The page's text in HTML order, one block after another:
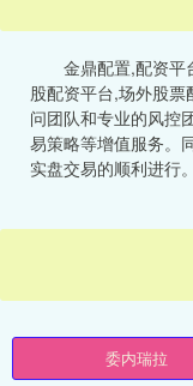
金鼎配置,配资平
股配资平台,场外股
问团队和专业的风控
易策略等增值服务。
实盘交易的顺利进行。
委内瑞拉